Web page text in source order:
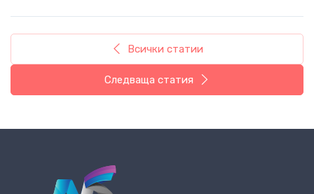
Всички статии
Следваща статия